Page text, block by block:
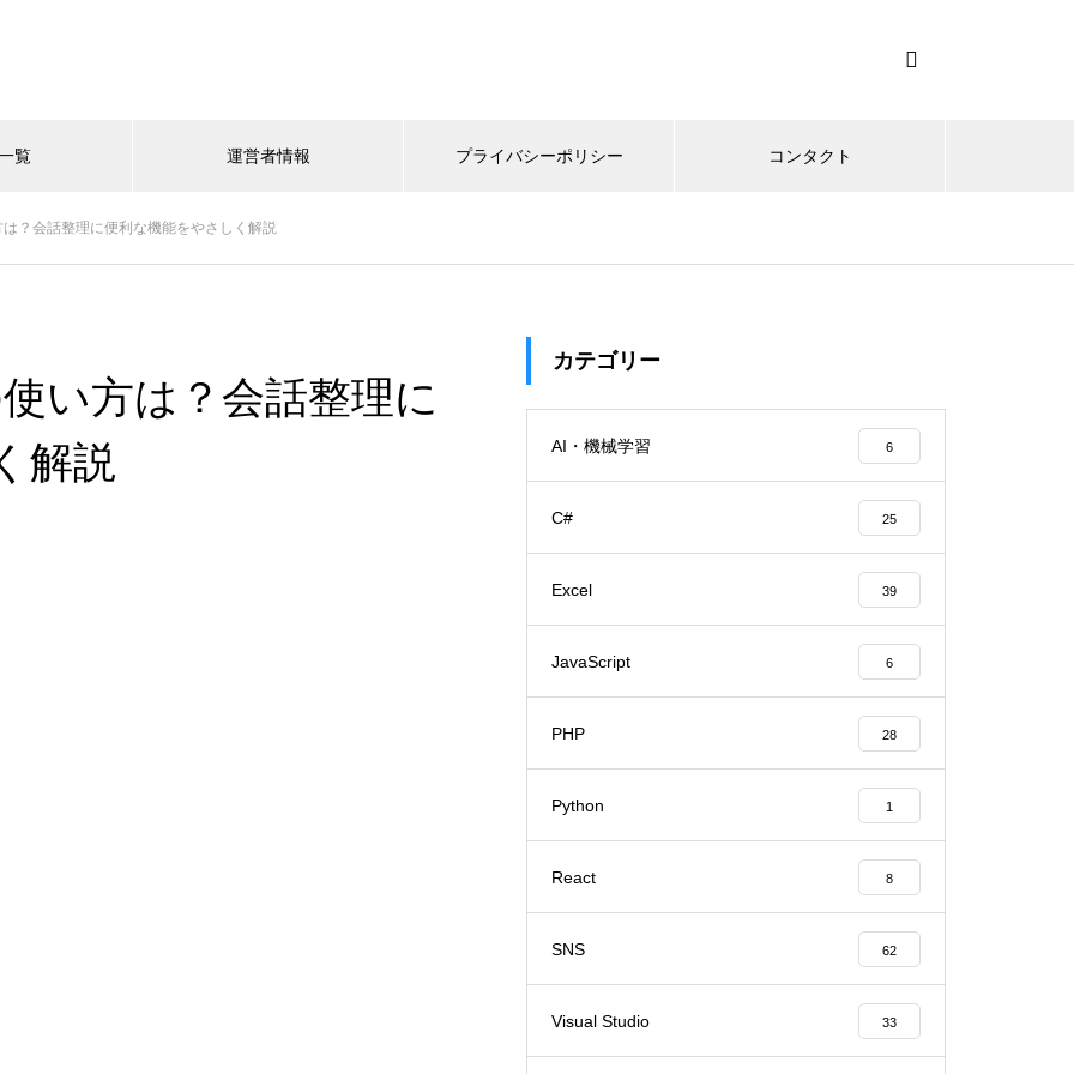
覧 運営者情報 プライバシーポリシー コンタクト
？会話整理に便利な機能をやさしく解説
い方は？会話整理に
解説
カテゴリー
AI・機械学習 6
C# 25
Excel 39
JavaScript 6
PHP 28
Python 1
React 8
SNS 62
Visual Studio 33